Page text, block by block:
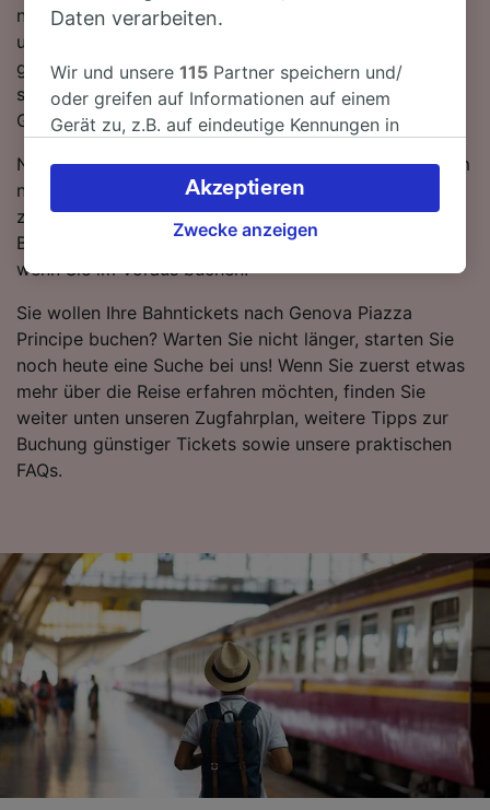
nach Genova Piazza Principe müssen Sie 1-mal
umsteigen. Steigen Sie in einen Trenitalia-Zug und Sie
gelangen in nur 3 Stunden 35 Minuten mit den
schnellsten Zugverbindungen von Bologna nach
Genova Piazza Principe.
Nutzen Sie unseren Reiseplaner oben auf der Seite, um
nach günstigen Ticketpreisen zu suchen und wir
zeigen Ihnen, wie viel Sie beim Kauf von Tickets von
Bologna nach Genova Piazza Principe sparen können,
wenn Sie im Voraus buchen.
Sie wollen Ihre Bahntickets nach Genova Piazza
Principe buchen? Warten Sie nicht länger, starten Sie
noch heute eine Suche bei uns! Wenn Sie zuerst etwas
mehr über die Reise erfahren möchten, finden Sie
weiter unten unseren Zugfahrplan, weitere Tipps zur
Buchung günstiger Tickets sowie unsere praktischen
FAQs.
Daten verarbeiten.
Wir und unsere115 Partner speichern und/
oder greifen auf Informationen auf einem
Gerät zu, z.B. auf eindeutige Kennungen in
verarbeiten. Sie können Ihre Präferenzen
akzeptieren oder verwalten, einschließlich
Ihres Widerspruchsrechts bei berechtigtem
besuchen Sie jederzeit die Seite der
Datenschutzrichtlinie. Diese Präferenzen
werden unseren Partnern signalisiert und
haben keinen Einfluss auf Surfdaten. Ihre
Daten werden nicht für Tracking-Zwecke
verwendet, wenn Sie uns gebeten haben, Ihr
Surfverhalten nicht zu verfolgen.
Wir und unsere Partner verarbeiten Daten, um
Endgeräteeigenschaften zur Identifikation
aktiv abfragen. Speichern von oder Zugriff auf
Informationen auf einem Endgerät.
Personalisierte Werbung und Inhalte, Messung
von Werbeleistung und der Performance von
Inhalten, Zielgruppenforschung sowie
Entwicklung und Verbesserung von
Angeboten.
Liste der Partner (Lieferanten)
Zwecke anzeigen
Akzeptieren